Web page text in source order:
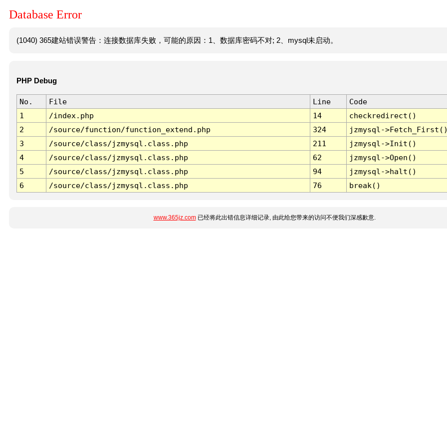
Database Error
(1040) 365建站错误警告：连接数据库失败，可能的原因：1、数据库密码不对; 2、mysql未启动。
PHP Debug
No. File Line
Code
1
/index.php 14
checkredirect()
2
/source/function/function_extend.php 324
jzmysql-
3
/source/class/jzmysql.class.php 211
jzmysql->Init()
4
/source/class/jzmysql.class.php 62
jzmysql->Open()
5
/source/class/jzmysql.class.php 94
jzmysql->halt()
6
/source/class/jzmysql.class.php 76 break()
www.365jz.com已经将此出错信息详细记录, 由此给您带来的访问不便我们深感歉意.